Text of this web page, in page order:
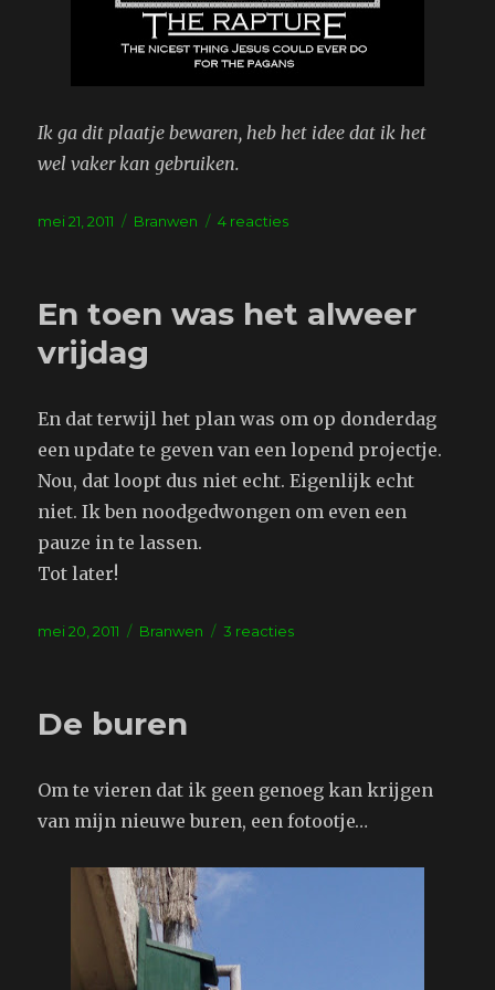
Ik ga dit plaatje bewaren, heb het idee dat ik het
wel vaker kan gebruiken.
Geplaatst
mei 21, 2011 Tags
Branwen 4 reactiesop
En toen was het alweer
vrijdag
En dat terwijl het plan was om op donderdag
een update te geven van een lopend projectje.
Nou, dat loopt dus niet echt. Eigenlijk echt
niet. Ik ben noodgedwongen om even een
pauze in te lassen.
Tot later!
Geplaatst
mei 20, 2011 Tags
Branwen 3 reactiesop
De buren
Om te vieren dat ik geen genoeg kan krijgen
van mijn nieuwe buren, een fotootje…